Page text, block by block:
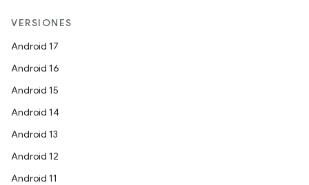
VERSIONES
Android 17
Android 16
Android 15
Android 14
Android 13
Android 12
Android 11